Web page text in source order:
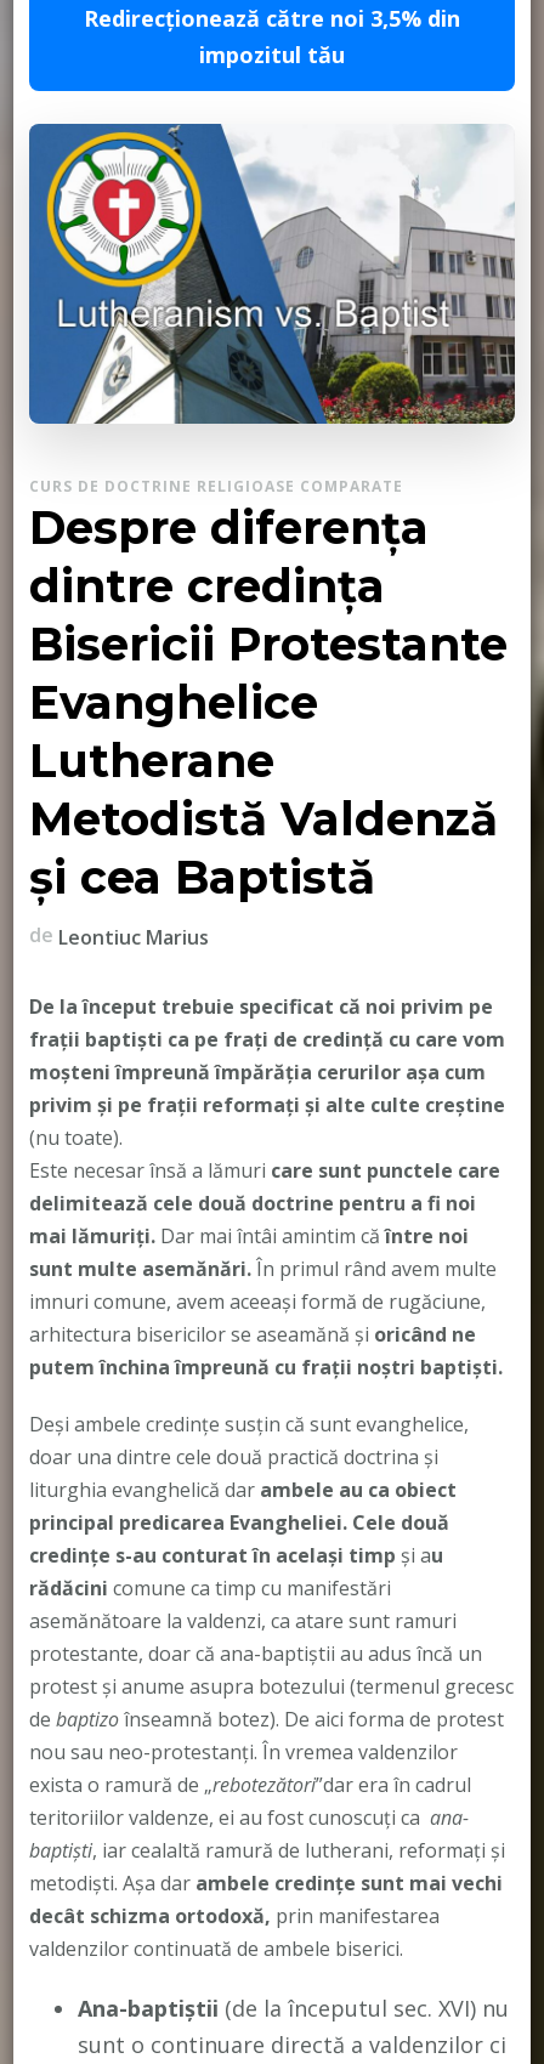
Redirecționează către noi 3,5% din
impozitul tău
CURS DE DOCTRINE RELIGIOASE COMPARATE
Despre diferența
dintre credința
Bisericii Protestante
Evanghelice
Lutherane
Metodistă Valdenză
și cea Baptistă
de Leontiuc Marius
De la început trebuie specificat că noi privim pe
frații baptiști ca pe frați de credință cu care vom
moșteni împreună împărăția cerurilor așa cum
privim și pe frații reformați și alte culte creștine
(nu toate).
Este necesar însă a lămuri care sunt punctele care
delimitează cele două doctrine pentru a fi noi
mai lămuriți.Dar mai întâi amintim căîntre noi
sunt multe asemănări.În primul rând avem multe
imnuri comune, avem aceeași formă de rugăciune,
arhitectura bisericilor se aseamănă și oricând ne
putem închina împreună cu frații noștri baptiști.
Deși ambele credințe susțin că sunt evanghelice,
doar una dintre cele două practică doctrina și
liturghia evanghelică darambele au ca obiect
principal predicarea Evangheliei. Cele două
credințe s-au conturat în același timp și au
rădăcini comune ca timp cu manifestări
asemănătoare la valdenzi, ca atare sunt ramuri
protestante, doar că ana-baptiștii au adus încă un
protest și anume asupra botezului (termenul grecesc
de baptizoînseamnă botez). De aici forma de protest
nou sau neo-protestanți. În vremea valdenzilor
exista o ramură de „rebotezători”dar era în cadrul
teritoriilor valdenze, ei au fost cunoscuți ca ana-
baptiști, iar cealaltă ramură de lutherani, reformați și
metodiști. Așa dar ambele credințe sunt mai vechi
decât schizma ortodoxă, prin manifestarea
valdenzilor continuată de ambele biserici.
Ana-baptiștii (de la începutul sec. XVI) nu
sunt o continuare directă a valdenzilor ci